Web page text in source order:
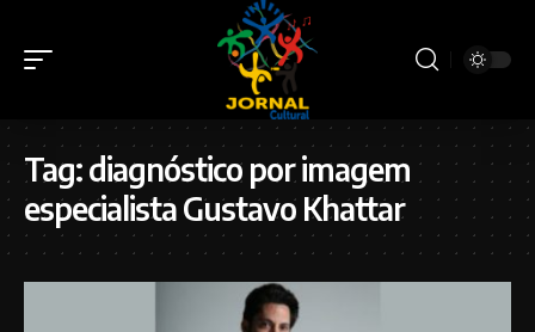
Tag:diagnóstico por imagem
especialista Gustavo Khattar